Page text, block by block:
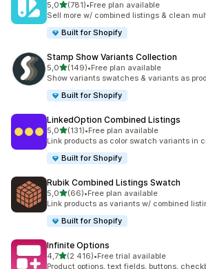
5,0/ 5 tähteä
(781)
781 arvostelua yhteensä
•Free plan available
Sell more w/ combined listings & clean
Built for Shopify
Stamp Show Variants Collection
5,0/ 5 tähteä
(149)
149 arvostelua yhteensä
•Free plan available
Show variants swatches & variants as
Built for Shopify
LinkedOption Combined Listings
5,0/ 5 tähteä
(131)
131 arvostelua yhteensä
•Free plan available
Link products as color swatch variants in
Built for Shopify
Rubik Combined Listings Swatch
5,0/ 5 tähteä
(66)
66 arvostelua yhteensä
•Free plan available
Link products as variants w/ combined
Built for Shopify
Infinite Options
4,7/ 5 tähteä
(2 416)
2416 arvostelua yhteensä
•Free trial available
Product options, text fields, buttons,